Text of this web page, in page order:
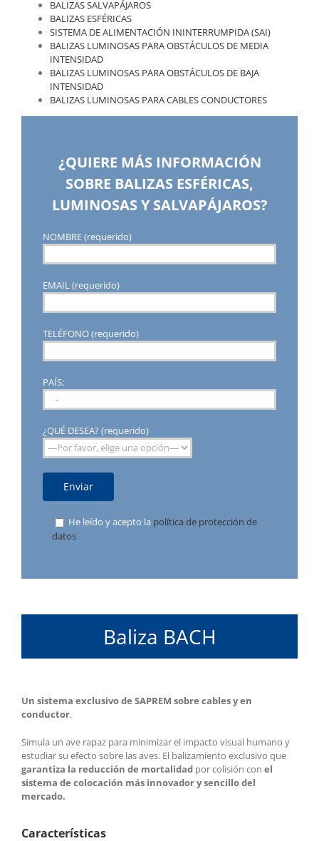
BALIZAS SALVAPÁJAROS
BALIZAS ESFÉRICAS
SISTEMA DE ALIMENTACIÓN ININTERRUMPIDA (SAI)
BALIZAS LUMINOSAS PARA OBSTÁCULOS DE MEDIA
INTENSIDAD
BALIZAS LUMINOSAS PARA OBSTÁCULOS DE BAJA
INTENSIDAD
BALIZAS LUMINOSAS PARA CABLES CONDUCTORES
¿QUIERE MÁS INFORMACIÓN
SOBRE BALIZAS ESFÉRICAS,
LUMINOSAS Y SALVAPÁJAROS?
NOMBRE (requerido)
EMAIL (requerido)
TELÉFONO (requerido)
PAÍS:
¿QUÉ DESEA? (requerido)
He leído y acepto la política de protección de
datos
Baliza BACH
Un sistema exclusivo de SAPREM sobre cables y en
conductor.
Simula un ave rapaz para minimizar el impacto visual humano y
estudiar su efecto sobre las aves. El balizamiento exclusivo que
garantiza la reducción de mortalidadpor colisión con el
sistema de colocación más innovador y sencillo del
mercado.
Características